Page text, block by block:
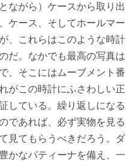
ながら）ケースから取り出
ケース、そしてホールマー
、これらはこのような時計
だ。なかでも最高の写真は
、そこにはムーブメント番
がこの時計にふさわしい正
している。繰り返しになる
であれば、必ず実物を見る
見てもらうべきだろう。ダ
かなパティーナを備え、一